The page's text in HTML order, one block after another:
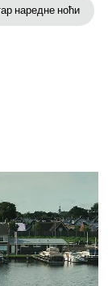
наредне ноћи